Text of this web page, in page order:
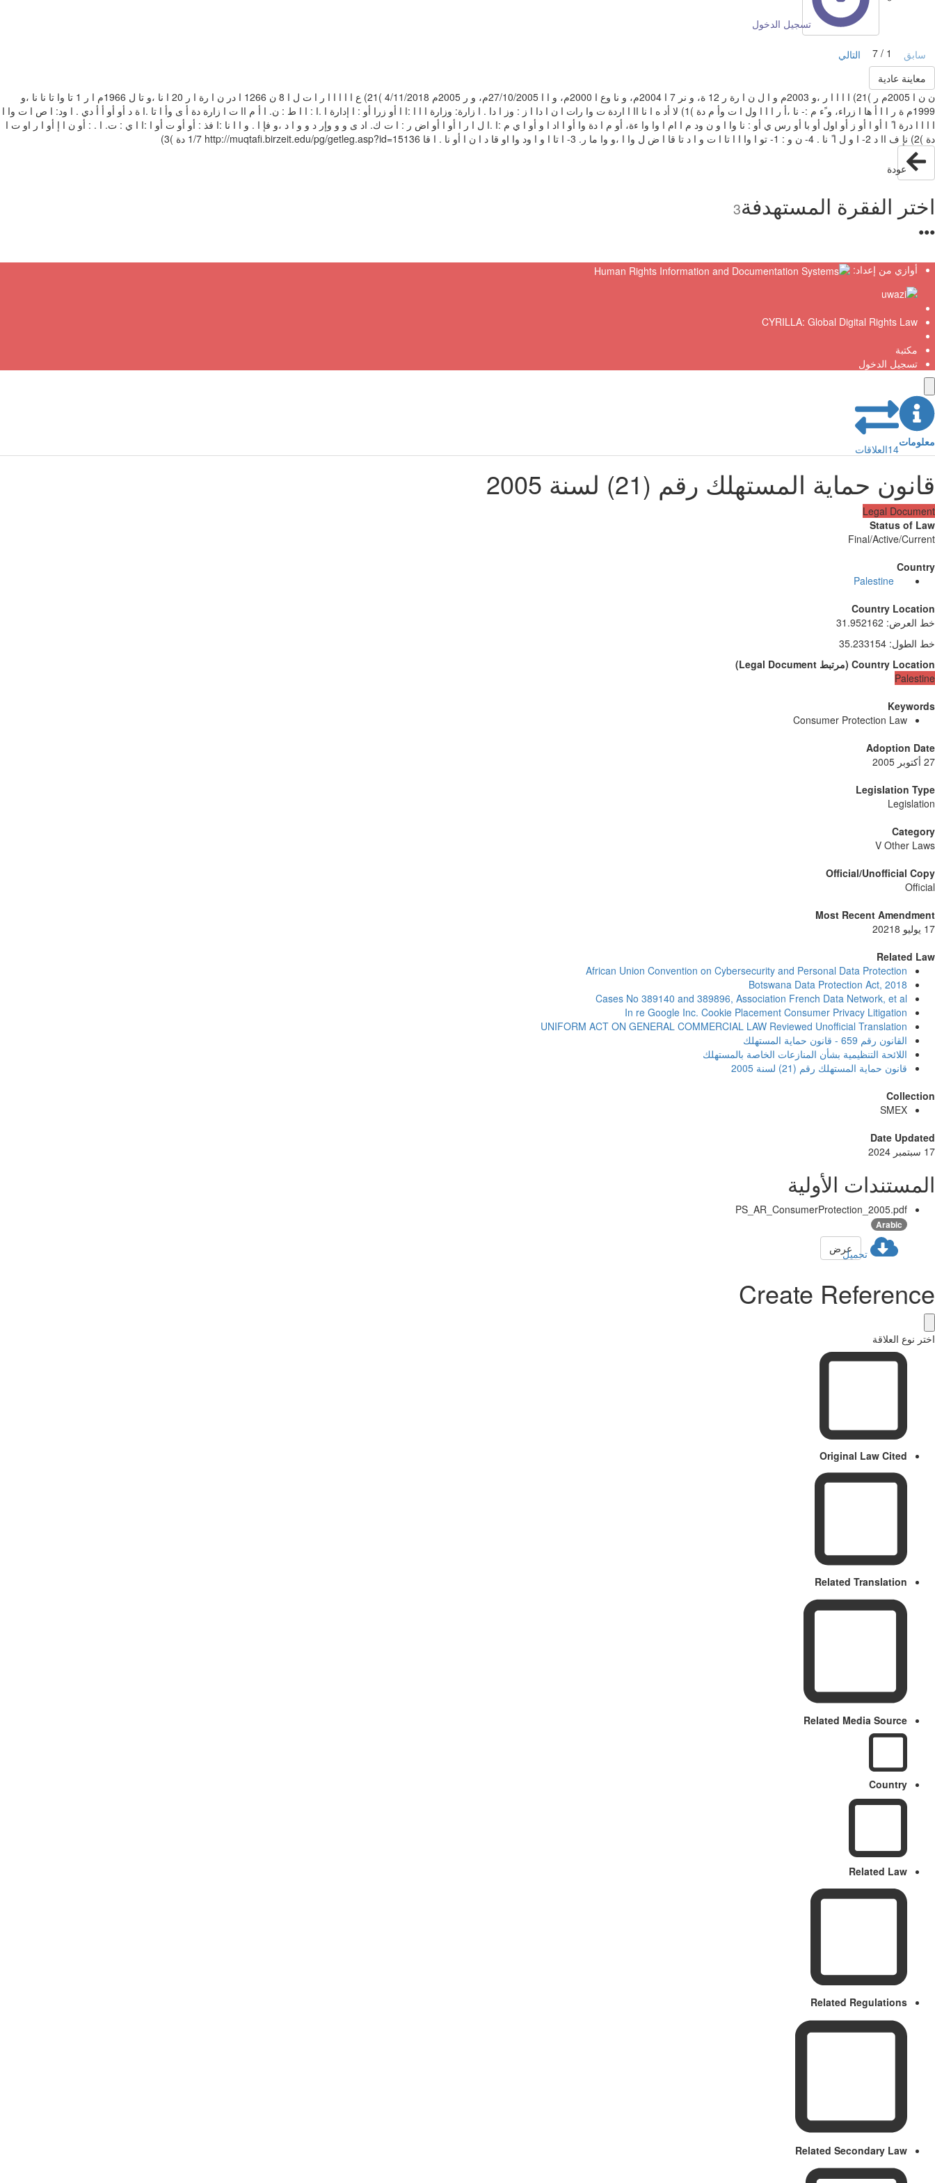
تسجيل الدخول
سابق
التالي
معاينة عادية
‫‪1999‬م‬ ‫ة ر‬ ‫ا‬ ‫ا‬ ‫أ ها‬ ‫ا زراء‪ ،‬و ًء‬ ‫م‬ ‫‪-:‬‬ ‫نا‬ ‫‪،‬أ ر ا‬ ‫ا‬ ‫ا ول‬ ‫ا‬ ‫ت وأ م‬ ‫دة )‪(1‬‬ ‫لا‬ ‫أد ه‬ ‫ا‬ ‫نا‬ ‫اا‬ ‫ا اردة‬ ‫ت وا رات ا‬ ‫ن‬ ‫ا‬ ‫دا‬ ‫ا ز ‪ :‬وز ا‬ ‫دا‬ ‫‪ .‬ا زارة‪ :‬وزارة ا‬ ‫ا‬ ‫ا‬ ‫‪:‬ا‬ ‫ا‬ ‫أو زرا أو‬ ‫‪:‬‬ ‫ا‬ ‫إدارة ا‬ ‫‪:‬‬ ‫‪.‬ا‬ ‫ا‬ ‫ا‬ ‫ط‬ ‫‪:‬‬ ‫ن‪ .‬ا‬ ‫أ م اا‬ ‫ت‬ ‫ا زارة‬ ‫دة أ ى‬ ‫وأ‬ ‫ا‬ ‫تا‬ ‫‪.‬ا‬ ‫ة‬ ‫د أو‬ ‫أو‬ ‫أ‬ ‫أ‬ ‫دي‬ ‫‪ .‬ا ود‪ :‬ا‬ ‫ص‬ ‫ا‬ ‫ت وا‬ ‫ا
‫دة )‪(2‬‬ ‫نإ‬ ‫ف اا‬ ‫د ‪-2‬‬ ‫ا‬ ‫و‬ ‫ل‬ ‫ا‬ ‫ً‬ ‫نا‬ ‫‪-4 .‬‬ ‫ن‬ ‫و‬ ‫‪-1 :‬‬ ‫تو ا‬ ‫وا‬ ‫ا‬ ‫ا‬ ‫تا‬ ‫ا‬ ‫ت‬ ‫و ا‬ ‫د‬ ‫تا‬ ‫قا‬ ‫ا‬ ‫ض‬ ‫ل وا‬ ‫ا ‪،‬و‬ ‫وا‬ ‫ما‬ ‫ر‪-3 .‬‬ ‫ا‬ ‫تا‬ ‫ا‬ ‫و‬ ‫ا ود وا‬ ‫او‬ ‫قا‬ ‫د ا‬ ‫ن‬ ‫ا‬ ‫أو‬ ‫نا‬ ‫‪.‬‬ ‫ا‬ ‫قا‬ ‫دة )‪(3‬‬ ‫‪1/7‬‬ ‫‪http://muqtaﬁ.birzeit.edu/pg/getleg.asp?id=15136‬‬
عودة
اختر الفقرة المستهدفة3
●
●
●
أوازي من إعداد:
CYRILLA: Global Digital Rights Law
مكتبة
تسجيل الدخول
معلومات
14العلاقات
قانون حماية المستهلك رقم (21) لسنة 2005
Legal Document
Status of Law
Final/Active/Current
Country
Palestine
Country Location
خط العرض:
31.952162
خط الطول:
35.233154
Country Location
(مرتبط Legal Document
)
Palestine
Keywords
Consumer Protection Law
Adoption Date
27 أكتوبر 2005
Legislation Type
Legislation
Category
V Other Laws
Official/Unofficial Copy
Official
Most Recent Amendment
17 يوليو 20218
Related Law
African Union Convention on Cybersecurity and Personal Data Protection
Botswana Data Protection Act, 2018
Cases No 389140 and 389896, Association French Data Network, et al
In re Google Inc. Cookie Placement Consumer Privacy Litigation
UNIFORM ACT ON GENERAL COMMERCIAL LAW Reviewed Unofficial Translation
القانون رقم 659 - قانون حماية المستهلك
اللائحة التنظیمیة بشأن المنازعات الخاصة بالمستھلك
قانون حماية المستهلك رقم (21) لسنة 2005
Collection
SMEX
Date Updated
17 سبتمبر 2024
المستندات الأولية
PS_AR_ConsumerProtection_2005.pdf
Arabic
تحميلعرض
Create Reference
اختر نوع العلاقة
Original Law Cited
Related Translation
Related Media Source
Country
Related Law
Related Regulations
Related Secondary Law